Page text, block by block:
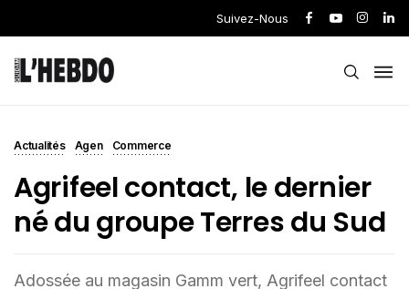
Suivez-Nous
Actualités Agen Commerce
Agrifeel contact, le dernier
né du groupe Terres du Sud
Adossée au magasin Gamm vert, Agrifeel contact